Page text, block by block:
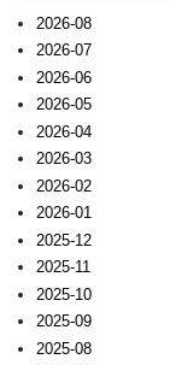
2026-08
2026-07
2026-06
2026-05
2026-04
2026-03
2026-02
2026-01
2025-12
2025-11
2025-10
2025-09
2025-08